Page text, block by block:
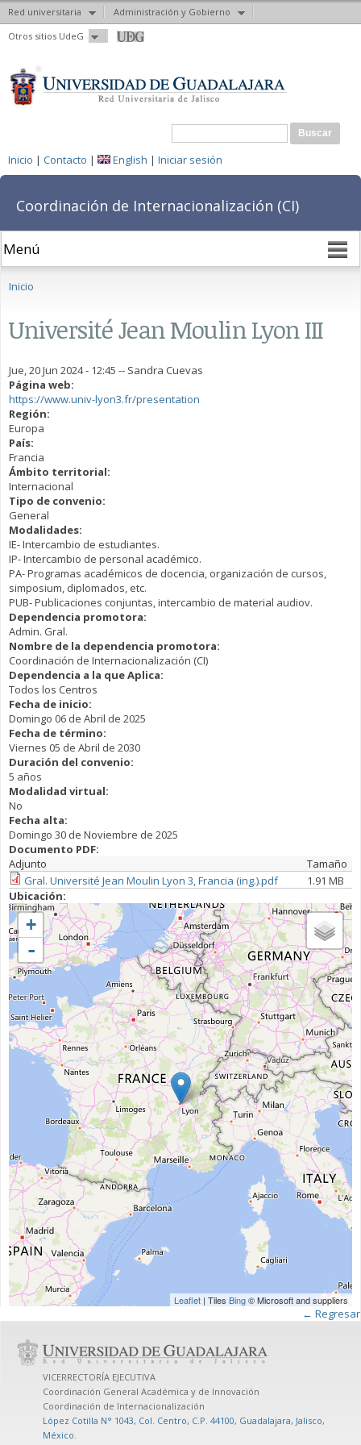
Red universitaria
Administración y Gobierno
Otros sitios UdeG
Pasar al
contenido
Formulario de búsqueda
Buscar
Inicio | Contacto | English | Iniciar sesión
Coordinación de Internacionalización (CI)
Se encuentra usted aquí
Inicio
Université Jean Moulin Lyon III
Jue, 20 Jun 2024 - 12:45 -- Sandra Cuevas
Página web:
https://www.univ-lyon3.fr/presentation
Región:
Europa
País:
Francia
Ámbito territorial:
Internacional
Tipo de convenio:
General
Modalidades:
IE- Intercambio de estudiantes.
IP- Intercambio de personal académico.
PA- Programas académicos de docencia, organización de cursos,
simposium, diplomados, etc.
PUB- Publicaciones conjuntas, intercambio de material audiov.
Dependencia promotora:
Admin. Gral.
Nombre de la dependencia promotora:
Coordinación de Internacionalización (CI)
Dependencia a la que Aplica:
Todos los Centros
Fecha de inicio:
Domingo 06 de Abril de 2025
Fecha de término:
Viernes 05 de Abril de 2030
Duración del convenio:
5 años
Modalidad virtual:
No
Fecha alta:
Domingo 30 de Noviembre de 2025
Documento PDF:
Adjunto
Tamaño
Gral. Université Jean Moulin Lyon 3, Francia (ing.).pdf
1.91 MB
Ubicación:
+
-
Leaflet | Tiles Bing© Microsoft and suppliers
← Regresar
VICERRECTORÍA EJECUTIVA
Coordinación General Académica y de Innovación
Coordinación de Internacionalización
López Cotilla N° 1043, Col. Centro, C.P. 44100, Guadalajara, Jalisco,
México.